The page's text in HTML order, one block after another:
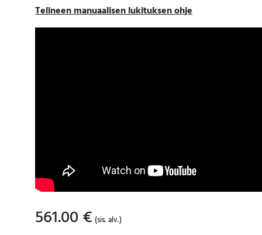
Telineen manuaalisen lukituksen ohje
561.00 € (sis. alv.)